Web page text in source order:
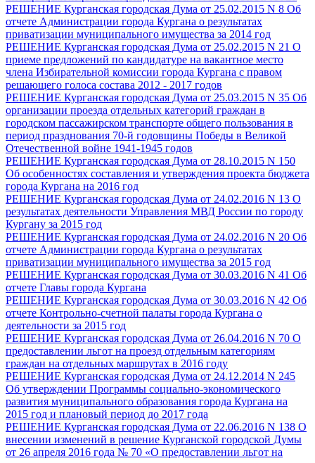
РЕШЕНИЕ Курганская городская Дума от 25.02.2015 N 8 Об
отчете Администрации города Кургана о результатах
приватизации муниципального имущества за 2014 год
РЕШЕНИЕ Курганская городская Дума от 25.02.2015 N 21 О
приеме предложений по кандидатуре на вакантное место
члена Избирательной комиссии города Кургана с правом
решающего голоса состава 2012 - 2017 годов
РЕШЕНИЕ Курганская городская Дума от 25.03.2015 N 35 Об
организации проезда отдельных категорий граждан в
городском пассажирском транспорте общего пользования в
период празднования 70-й годовщины Победы в Великой
Отечественной войне 1941-1945 годов
РЕШЕНИЕ Курганская городская Дума от 28.10.2015 N 150
Об особенностях составления и утверждения проекта бюджета
города Кургана на 2016 год
РЕШЕНИЕ Курганская городская Дума от 24.02.2016 N 13 О
результатах деятельности Управления МВД России по городу
Кургану за 2015 год
РЕШЕНИЕ Курганская городская Дума от 24.02.2016 N 20 Об
отчете Администрации города Кургана о результатах
приватизации муниципального имущества за 2015 год
РЕШЕНИЕ Курганская городская Дума от 30.03.2016 N 41 Об
отчете Главы города Кургана
РЕШЕНИЕ Курганская городская Дума от 30.03.2016 N 42 Об
отчете Контрольно-счетной палаты города Кургана о
деятельности за 2015 год
РЕШЕНИЕ Курганская городская Дума от 26.04.2016 N 70 О
предоставлении льгот на проезд отдельным категориям
граждан на отдельных маршрутах в 2016 году
РЕШЕНИЕ Курганская городская Дума от 24.12.2014 N 245
Об утверждении Программы социально-экономического
развития муниципального образования города Кургана на
2015 год и плановый период до 2017 года
РЕШЕНИЕ Курганская городская Дума от 22.06.2016 N 138 О
внесении изменений в решение Курганской городской Думы
от 26 апреля 2016 года № 70 «О предоставлении льгот на